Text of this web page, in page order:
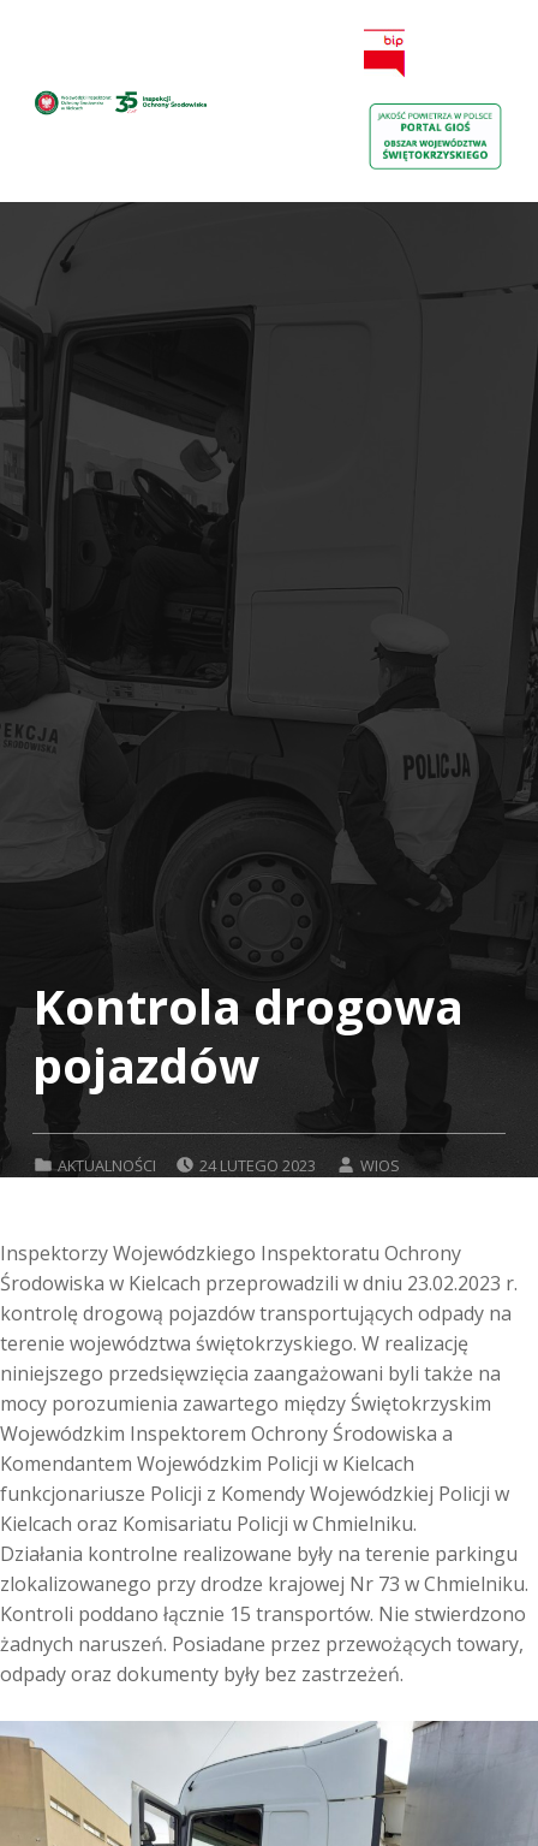
Kontrola drogowa
pojazdów
AKTUALNOŚCI 24 LUTEGO 2023 WIOS
Inspektorzy Wojewódzkiego Inspektoratu Ochrony
Środowiska w Kielcach przeprowadzili w dniu 23.02.2023 r.
kontrolę drogową pojazdów transportujących odpady na
terenie województwa świętokrzyskiego. W realizację
niniejszego przedsięwzięcia zaangażowani byli także na
mocy porozumienia zawartego między Świętokrzyskim
Wojewódzkim Inspektorem Ochrony Środowiska a
Komendantem Wojewódzkim Policji w Kielcach
funkcjonariusze Policji z Komendy Wojewódzkiej Policji w
Kielcach oraz Komisariatu Policji w Chmielniku.
Działania kontrolne realizowane były na terenie parkingu
zlokalizowanego przy drodze krajowej Nr 73 w Chmielniku.
Kontroli poddano łącznie 15 transportów. Nie stwierdzono
żadnych naruszeń. Posiadane przez przewożących towary,
odpady oraz dokumenty były bez zastrzeżeń.